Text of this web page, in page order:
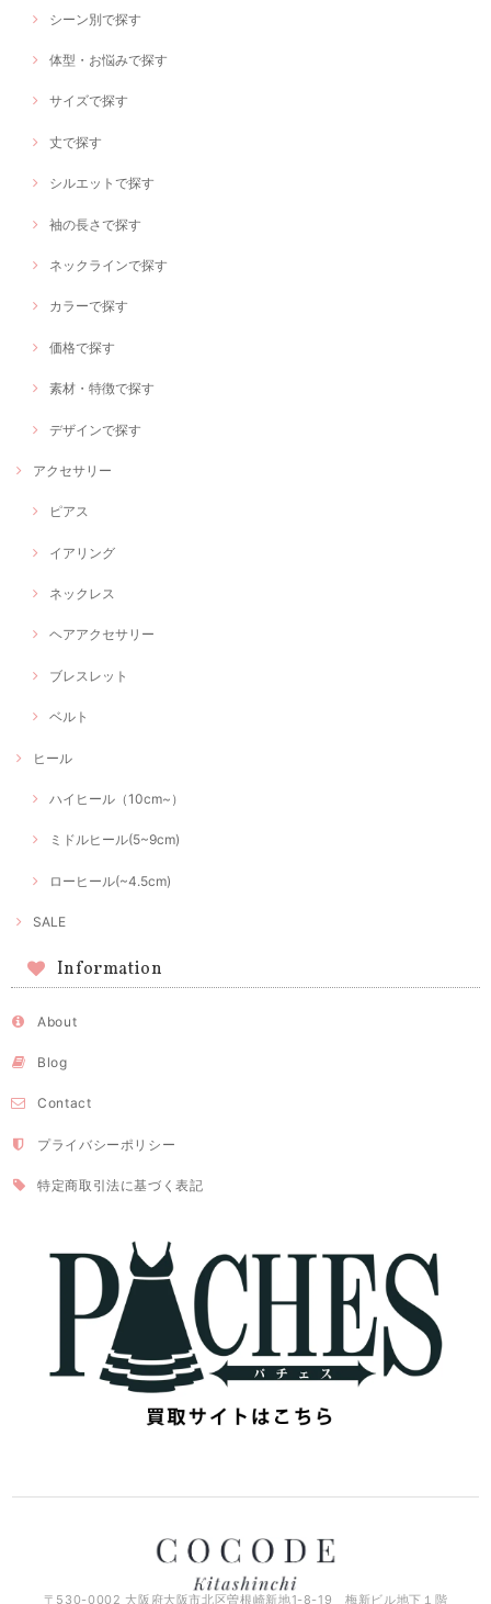
シーン別で探す
体型・お悩みで探す
サイズで探す
丈で探す
シルエットで探す
袖の長さで探す
ネックラインで探す
カラーで探す
価格で探す
素材・特徴で探す
デザインで探す
アクセサリー
ピアス
イアリング
ネックレス
ヘアアクセサリー
ブレスレット
ベルト
ヒール
ハイヒール（10cm~）
ミドルヒール(5~9cm)
ローヒール(~4.5cm)
SALE
Information
About
Blog
Contact
プライバシーポリシー
特定商取引法に基づく表記
〒530-0002 大阪府大阪市北区曽根崎新地1-8-19 梅新ビル地下１階